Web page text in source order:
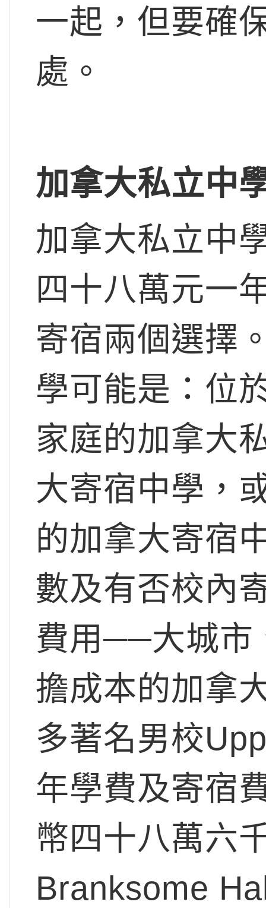
一起，但要確
處。
加拿大私立中
加拿大私立中
四十八萬元一
寄宿兩個選擇
學可能是：位
家庭的加拿大
大寄宿中學，
的加拿大寄宿
數及有否校內
費用──大城市
擔成本的加拿
多著名男校
年學費及寄宿
幣四十八萬六
Branksome